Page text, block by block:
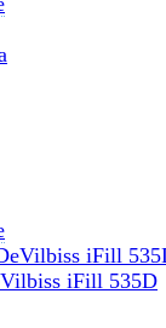
iFill 535D